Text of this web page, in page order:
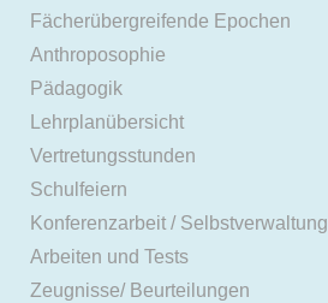
Fächerübergreifende Epochen
Anthroposophie
Pädagogik
Lehrplanübersicht
Vertretungsstunden
Schulfeiern
Konferenzarbeit / Selbstverwaltung
Arbeiten und Tests
Zeugnisse/ Beurteilungen